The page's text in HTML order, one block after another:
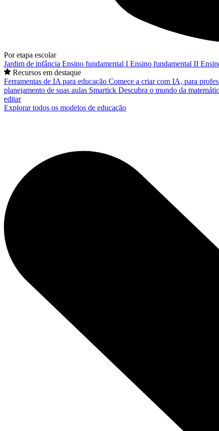
Por etapa escolar
Jardim de infância Ensino fundamental I Ensino fundamental II
Recursos em destaque
Ferramentas de IA para educação Comece a criar com IA, para
planejamento de suas aulas Smartick Descubra o mundo da
editar
Explorar todos os modelos de educação